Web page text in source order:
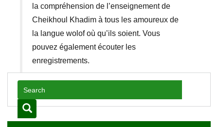
la compréhension de l’enseignement de
Cheikhoul Khadim à tous les amoureux de
la langue wolof où qu’ils soient. Vous
pouvez également écouter les
enregistrements.